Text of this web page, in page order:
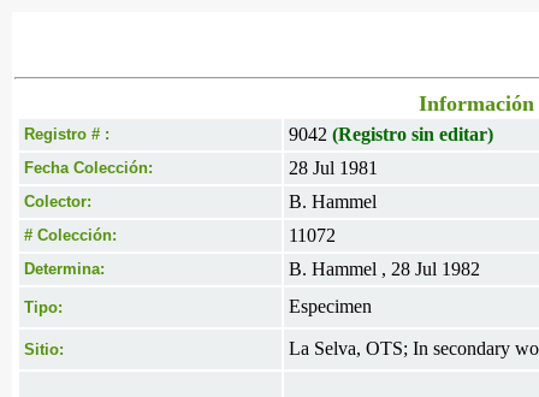
Información
Registro # : 9042 (Registro sin editar)
Fecha Colección: 28 Jul 1981
Colector: B. Hammel
# Colección: 11072
Determina: B. Hammel , 28 Jul 1982
Tipo: Especimen
Sitio: La Selva, OTS; In secondary